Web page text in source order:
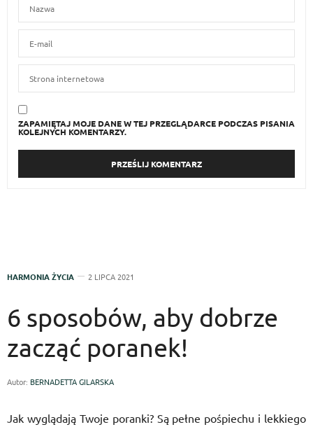
ZAPAMIĘTAJ MOJE DANE W TEJ PRZEGLĄDARCE PODCZAS PISANIA
KOLEJNYCH KOMENTARZY.
HARMONIA ŻYCIA 2 LIPCA 2021
6 sposobów, aby dobrze
zacząć poranek!
Autor: BERNADETTA GILARSKA
Jak wyglądają Twoje poranki? Są pełne pośpiechu i lekkiego